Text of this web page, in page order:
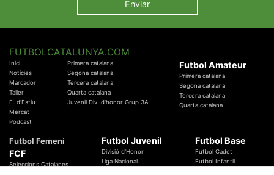
FUTBOLCATALUNYA.COM
Inici
Notícies
Marcador
Taller
F. d'Estiu
Mercat
Podcast
Primera catalana
Segona catalana
Tercera catalana
Quarta catalana
Juvenil Div. d'honor Grup 3A
Futbol Amateur
Primera catalana
Segona catalana
Tercera catalana
Quarta catalana
Futbol Femení
FCF
Seleccions Catalanes
Futbol Juvenil
Divisió d'Honor
Liga Nacional
Futbol Base
Futbol Cadet
Futbol Infantil